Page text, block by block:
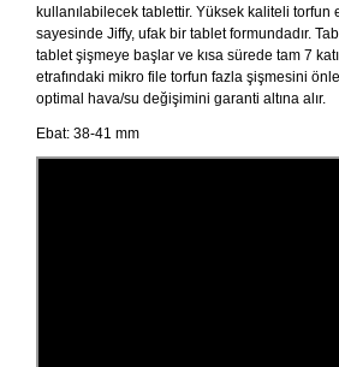
kullanılabilecek tablettir. Yüksek kaliteli torfun
sayesinde Jiffy, ufak bir tablet formundadır.
tablet şişmeye başlar ve kısa sürede tam 7
etrafındaki mikro file torfun fazla şişmesini
optimal hava/su değişimini garanti altına alır.
Ebat: 38-41 mm